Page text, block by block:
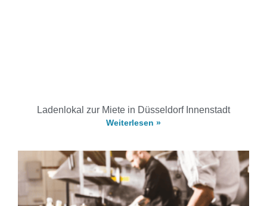
Ladenlokal zur Miete in Düsseldorf Innenstadt
Weiterlesen »